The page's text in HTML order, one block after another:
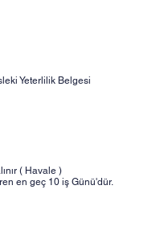
Yeterlilik Belgesi
( Havale )
en geç 10 iş Günü'dür.